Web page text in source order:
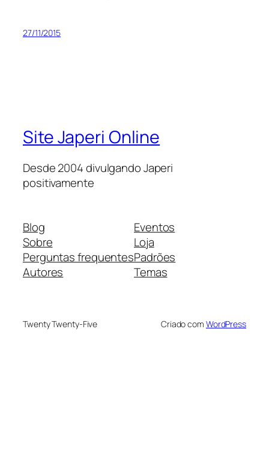
27/11/2015
Site Japeri Online
Desde 2004 divulgando Japeri
positivamente
Blog
Sobre
Perguntas frequentes
Autores
Eventos
Loja
Padrões
Temas
Twenty Twenty-Five Criado com WordPress